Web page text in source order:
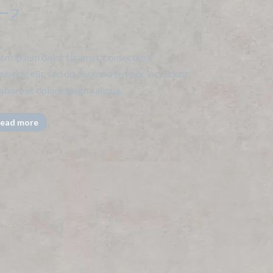
フ
ipsum dolor sit amet, consectetur
elit, sed do eiusmod tempor incididunt
et dolore magna aliqua.
more